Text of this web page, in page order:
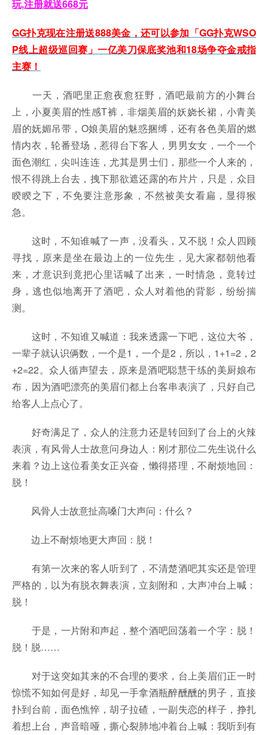
玩,注册就送668元
GG扑克现在注册送888美金，还可以参加「GG扑克WSO
P线上超级巡回赛」一亿美刀保底奖池和18场争夺金戒指
主赛！
一天，酒吧里正愈夜愈狂野，酒吧最前方的小舞台
上，小夏美眉的性感T裤，非烟美眉的妖娆长裙，小青美
眉的妩媚吊带，O娘美眉的魅惑捆缚，还有各色美眉的燃
情内衣，轮番登场，惹得台下客人，男男女女，一个一个
面色潮红，尖叫连连，尤其是男士们，那些一个人来的，
恨不得跳上台去，拽下那欲遮还露的布片片，只是，众目
睽睽之下，不免要注意形象，不然被美女看扁，显得猴
急。
这时，不知谁喊了一声，没看头，又不脱！众人四顾
寻找，原来是坐在最边上的一位先生，见大家都朝他看
来，才意识到竟把心里话喊了出来，一时情急，竟转过
身，逃也似地离开了酒吧，众人对着他的背影，纷纷揣
测。
这时，不知谁又喊道：我来透露一下吧，这位大爷，
一辈子就认识俩数，一个是1，一个是2，所以，1+1=2，2
+2=22。众人循声望去，原来是酒吧聪慧干练的美厨娘布
布，因为酒吧漂亮的美眉们都上台客串表演了，只好自己
给客人上点心了。
好奇满足了，众人的注意力还是转回到了台上的火辣
表演，有风骨人士故意问身边人：刚才那位二先生说什么
来着？边上这位看美女正兴奋，懒得搭理，不耐烦地回：
脱！
风骨人士故意扯高嗓门大声问：什么？
边上不耐烦地更大声回：脱！
有第一次来的客人听到了，不清楚酒吧其实还是管理
严格的，以为有脱衣舞表演，立刻附和，大声冲台上喊：
脱！
于是，一片附和声起，整个酒吧回荡着一个字：脱！
脱！脱……
对于这突如其来的不合理的要求，台上美眉们正一时
惊慌不知如何是好，却见一手拿酒瓶醉醺醺的男子，直接
扑到台前，面色憔悴，胡子拉碴，一副失恋的样子，挣扎
着想上台，声音暗哑，撕心裂肺地冲着台上喊：我听到有